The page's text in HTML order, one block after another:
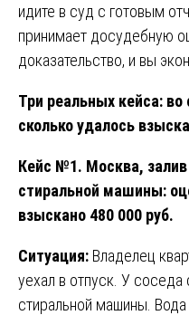
идите в суд с готовым
принимает досудебную
доказательство, и вы
Три реальных кейса:
сколько удалось
Кейс №1. Москва,
стиральной машины:
взыскано 480 000 руб.
Ситуация: Владелец
уехал в отпуск. У соседа
стиральной машины.